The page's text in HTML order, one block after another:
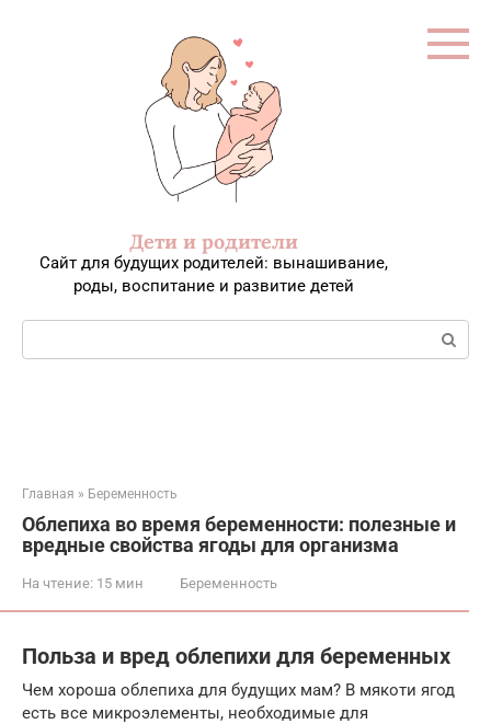
Дети и родители
Сайт для будущих родителей: вынашивание,
роды, воспитание и развитие детей
Поиск:
Главная » Беременность
Облепиха во время беременности: полезные и
вредные свойства ягоды для организма
На чтение: 15 мин Беременность
Польза и вред облепихи для беременных
Чем хороша облепиха для будущих мам? В мякоти ягод
есть все микроэлементы, необходимые для